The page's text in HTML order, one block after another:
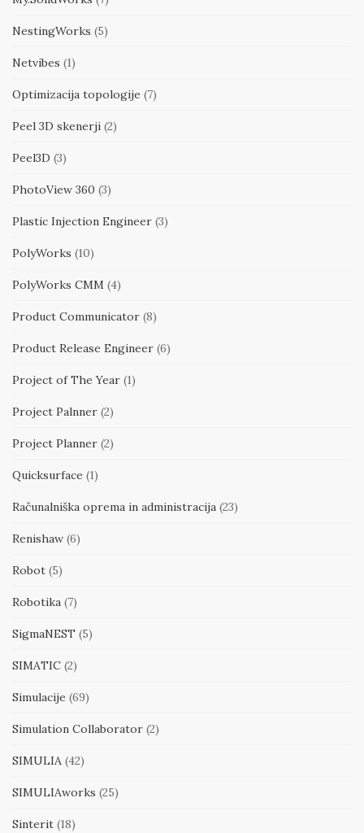
NestingWorks (5)
Netvibes (1)
Optimizacija topologije (7)
Peel 3D skenerji (2)
Peel3D (3)
PhotoView 360 (3)
Plastic Injection Engineer (3)
PolyWorks (10)
PolyWorks CMM (4)
Product Communicator (8)
Product Release Engineer (6)
Project of The Year (1)
Project Palnner (2)
Project Planner (2)
Quicksurface (1)
Računalniška oprema in administracija (23)
Renishaw (6)
Robot (5)
Robotika (7)
SigmaNEST (5)
SIMATIC (2)
Simulacije (69)
Simulation Collaborator (2)
SIMULIA (42)
SIMULIAworks (25)
Sinterit (18)